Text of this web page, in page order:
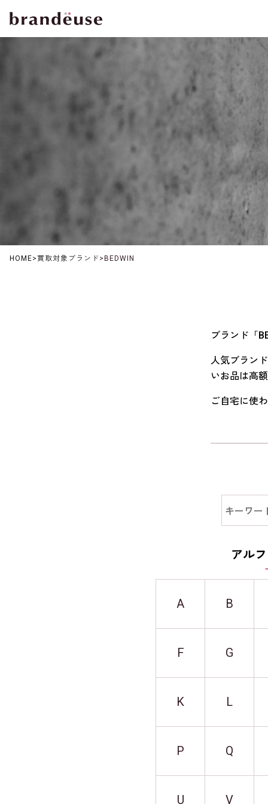
HOME> 買取対象ブランド > BEDWIN
ブランド「
人気ブラン
いお品は高
ご自宅に使
アル
A B
F G
K L
P Q
U V